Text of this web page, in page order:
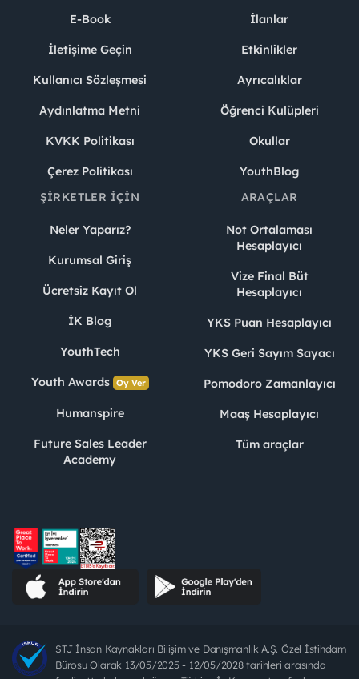
E-Book
İletişime Geçin
Kullanıcı Sözleşmesi
Aydınlatma Metni
KVKK Politikası
Çerez Politikası
İlanlar
Etkinlikler
Ayrıcalıklar
Öğrenci Kulüpleri
Okullar
YouthBlog
ŞIRKETLER İÇIN
Neler Yaparız?
Kurumsal Giriş
Ücretsiz Kayıt Ol
İK Blog
YouthTech
Youth Awards Oy Ver
Humanspire
Future Sales Leader
Academy
ARAÇLAR
Not Ortalaması
Hesaplayıcı
Vize Final Büt
Hesaplayıcı
YKS Puan Hesaplayıcı
YKS Geri Sayım Sayacı
Pomodoro Zamanlayıcı
Maaş Hesaplayıcı
Tüm araçlar
STJ İnsan Kaynakları Bilişim ve Danışmanlık A.Ş. Özel İstihdam
Bürosu Olarak 13/05/2025 - 12/05/2028 tarihleri arasında